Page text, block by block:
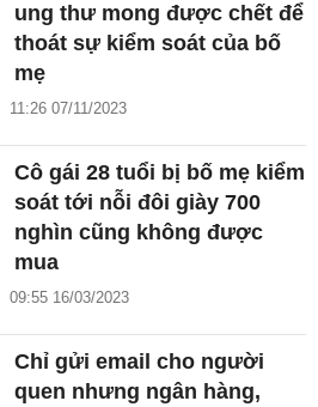
ung thư mong được chết để
thoát sự kiểm soát của bố
mẹ
11:26 07/11/2023
Cô gái 28 tuổi bị bố mẹ kiểm
soát tới nỗi đôi giày 700
nghìn cũng không được
mua
09:55 16/03/2023
Chỉ gửi email cho người
quen nhưng ngân hàng,